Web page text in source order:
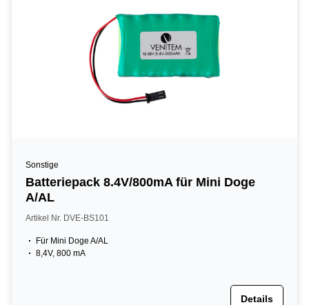
Sonstige
Batteriepack 8.4V/800mA für Mini Doge
A/AL
Artikel Nr. DVE-BS101
Für Mini Doge A/AL
8,4V, 800 mA
Details